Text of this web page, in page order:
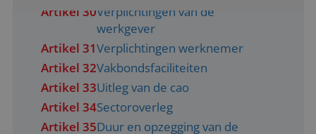
Artikel 30Verplichtingen van de
werkgever
Artikel 31Verplichtingen werknemer
Artikel 32Vakbondsfaciliteiten
Artikel 33Uitleg van de cao
Artikel 34Sectoroverleg
Artikel 35Duur en opzegging van de